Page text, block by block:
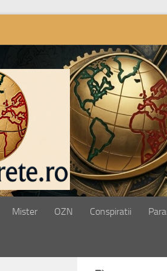
Mister OZN Conspiratii